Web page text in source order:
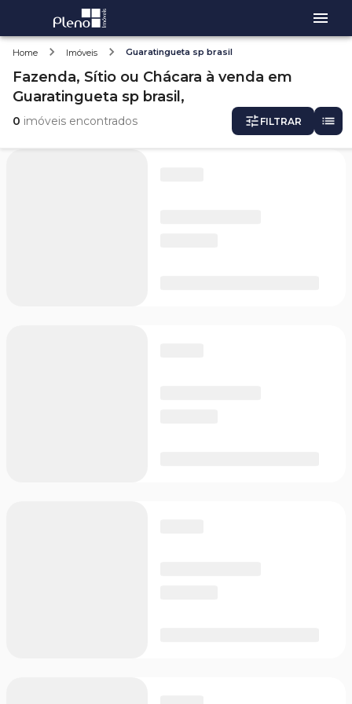
Home Imóveis Guaratingueta sp brasil
Fazenda, Sítio ou Chácara à venda em
Guaratingueta sp brasil,
0 imóveis encontrados FILTRAR